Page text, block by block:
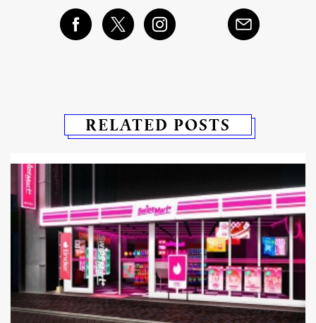
RELATED POSTS